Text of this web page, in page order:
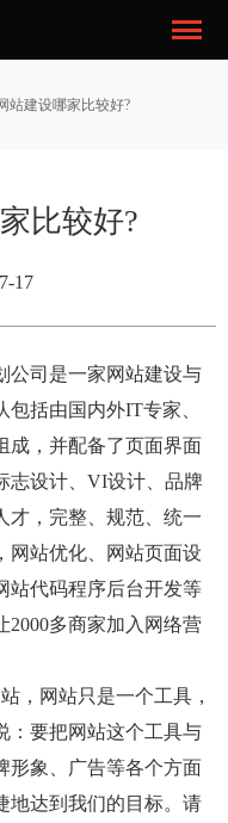
站建设哪家比较好?
比较好?
17
公司是一家网站建设与
括由国内外IT专家、
成，并配备了页面界面
志设计、VI设计、品牌
才，完整、规范、统一
网站优化、网站页面设
站代码程序后台开发等
2000多商家加入网络营
，网站只是一个工具，
：要把网站这个工具与
形象、广告等各个方面
地达到我们的目标。请